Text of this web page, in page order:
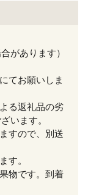
があります）
てお願いしま
る返礼品の劣
います。
すので、別送
す。
物です。到着